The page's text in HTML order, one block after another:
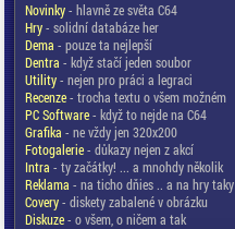
Novinky- hlavně ze světa C64
Hry- solidní databáze her
Dema - pouze ta nejlepší
Dentra - když stačí jeden soubor
Utility- nejen pro práci a legraci
Recenze- trocha textu o všem možném
PC Software- když to nejde na C64
Grafika - ne vždy jen 320x200
Fotogalerie- důkazy nejen z akcí
Intra - ty začátky! ... a mnohdy několik
Reklama - na ticho dňies .. a na hry taky
Covery- diskety zabalené v obrázku
Diskuze- o všem, o ničem a tak